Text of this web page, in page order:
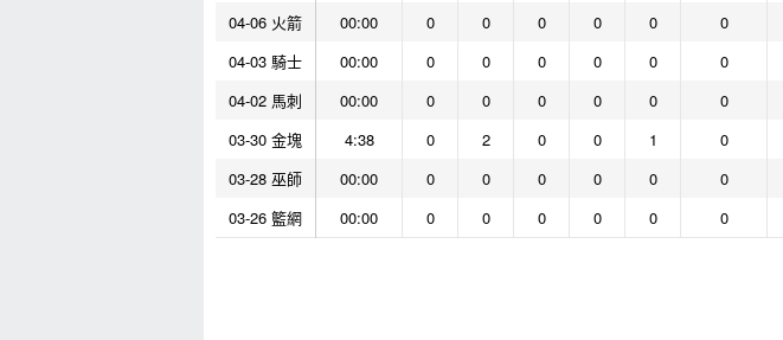
04-06 火箭
00:00 0 0 0 0 0 0
04-03 騎士
00:00 0 0 0 0 0 0
04-02 馬刺
00:00 0 0 0 0 0 0
03-30 金塊
4:38 0 2 0 0 1 0
03-28 巫師
00:00 0 0 0 0 0 0
03-26 籃網
00:00 0 0 0 0 0 0